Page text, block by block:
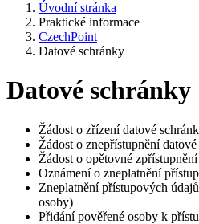
Úvodní stránka
Praktické informace
CzechPoint
Datové schránky
Datové schránky
Žádost o zřízení datové
Žádost o znepřístupnění
Žádost o opětovné
Oznámení o zneplatnění
Zneplatnění přístupových
osoby)
Přidání pověřené osoby k